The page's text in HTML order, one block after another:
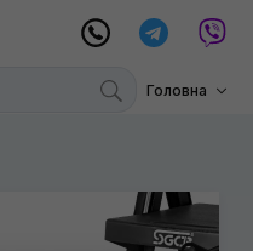
Головна
Mariner
Fiac
Gyeon
Ручний